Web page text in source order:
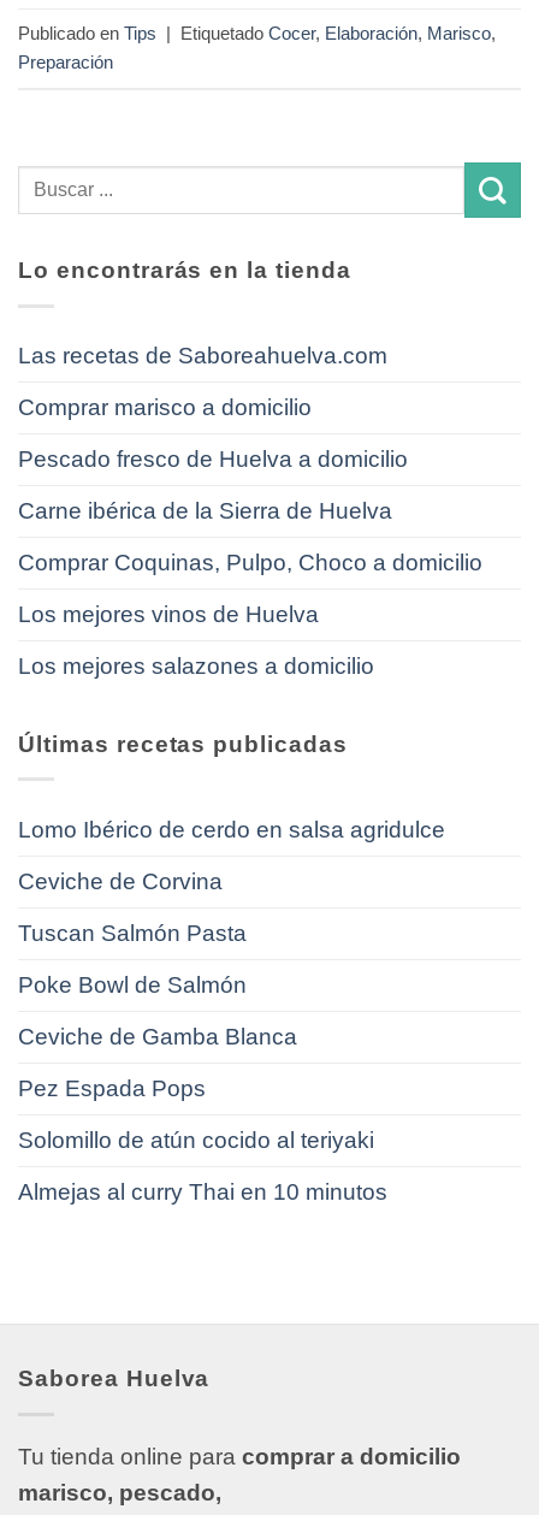
Publicado en Tips | Etiquetado Cocer, Elaboración, Marisco,
Preparación
Lo encontrarás en la tienda
Las recetas de Saboreahuelva.com
Comprar marisco a domicilio
Pescado fresco de Huelva a domicilio
Carne ibérica de la Sierra de Huelva
Comprar Coquinas, Pulpo, Choco a domicilio
Los mejores vinos de Huelva
Los mejores salazones a domicilio
Últimas recetas publicadas
Lomo Ibérico de cerdo en salsa agridulce
Ceviche de Corvina
Tuscan Salmón Pasta
Poke Bowl de Salmón
Ceviche de Gamba Blanca
Pez Espada Pops
Solomillo de atún cocido al teriyaki
Almejas al curry Thai en 10 minutos
Saborea Huelva
Tu tienda online para comprar a domicilio
marisco, pescado,